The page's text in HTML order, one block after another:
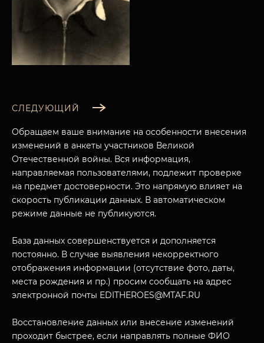
МУЗЕЙНЫЙ КОМПЛЕКС
ПОСЕТИТЕЛЯМ
О НАС
НАЗАД
СЛЕДУЮЩИЙ
Обращаем ваше внимание на особенности внесения
изменений в анкеты участников Великой
Отечественной войны. Вся информация,
направляемая пользователями, подлежит проверке
на предмет достоверности. Это напрямую влияет на
скорость публикации данных. В автоматическом
режиме данные не публикуются.
База данных совершенствуется и дополняется
постоянно. В случае выявления некорректного
отображения информации (отсутствие фото, даты,
места рождения и пр.) просим сообщать на адрес
электронной почты EDITHEROES@MTAF.RU
Восстановление данных или внесение изменений
проходит быстрее, если направлять полные ФИО